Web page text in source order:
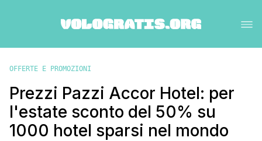
OFFERTE E PROMOZIONI
Prezzi Pazzi Accor Hotel: per
l'estate sconto del 50% su
1000 hotel sparsi nel mondo